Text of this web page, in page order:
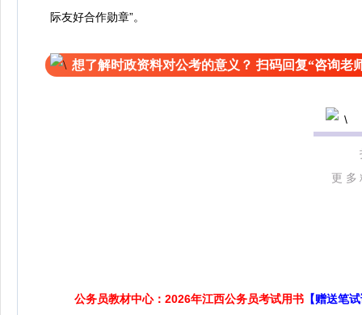
际友好合作勋章”。
想了解时政资料对公考的意义？ 扫码回复“咨询老
更
公务员教材中心：2026年江西公务员考试用书 【赠送笔